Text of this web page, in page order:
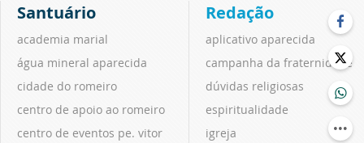
Santuário
academia marial
água mineral aparecida
cidade do romeiro
centro de apoio ao romeiro
centro de eventos pe. vitor
Redação
aplicativo aparecida
campanha da fraternidade
dúvidas religiosas
espiritualidade
igreja